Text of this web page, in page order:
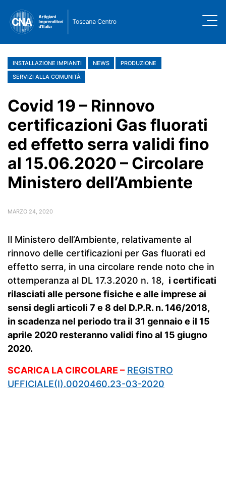
INSTALLAZIONE IMPIANTI NEWS
PRODUZIONE
SERVIZI ALLA COMUNITÀ
Covid 19 – Rinnovo
certificazioni Gas fluorati
ed effetto serra validi fino
al 15.06.2020 – Circolare
Ministero dell’Ambiente
MARZO 24, 2020
Il Ministero dell’Ambiente, relativamente al
rinnovo delle certificazioni per Gas fluorati ed
effetto serra, in una circolare rende noto che in
ottemperanza al DL 17.3.2020 n. 18, i certificati
rilasciati alle persone fisiche e alle imprese ai
sensi degli articoli 7 e 8 del D.P.R. n. 146/2018,
in scadenza nel periodo tra il 31 gennaio e il 15
aprile 2020 resteranno validi fino al 15 giugno
2020.
SCARICA LA CIRCOLARE – REGISTRO
UFFICIALE(I).0020460.23-03-2020